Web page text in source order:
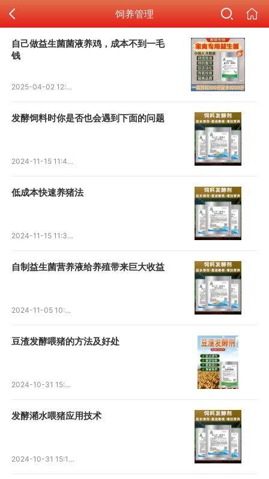
饲养管理
自己做益生菌菌液养鸡，成本不到一毛
钱
2025-04-02 12:50:34
发酵饲料时你是否也会遇到下面的问题
2024-11-15 11:40:49
低成本快速养猪法
2024-11-15 11:32:25
自制益生菌营养液给养殖带来巨大收益
2024-11-05 10:42:37
豆渣发酵喂猪的方法及好处
2024-10-31 15:30:24
发酵潲水喂猪应用技术
2024-10-31 15:18:49